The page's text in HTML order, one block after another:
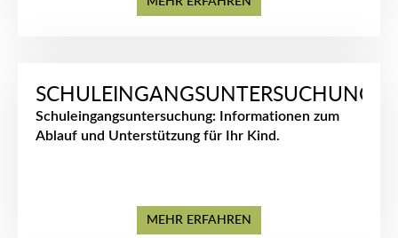
SCHULEINGANGSUNTERSUCHUNG
Schuleingangsuntersuchung: Informationen zum
Ablauf und Unterstützung für Ihr Kind.
MEHR ERFAHREN